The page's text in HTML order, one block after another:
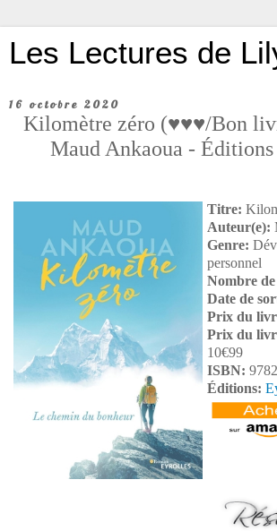
Les Lectures de
16 octobre 2020
Kilomètre zéro (♥♥♥/Bon
Maud Ankaoua -
Titre:
Auteur(e):
Genre:
personnel
Nombre de
Date de
Prix du
Prix du
10€99
ISBN:
Éditions: